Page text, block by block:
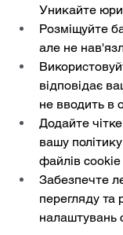
Уникайте
Розміщуйте
але не
відповідає
не вводить в
Додайте
вашу
файлів cookie
Забезпечте
перегляду та
налаштувань